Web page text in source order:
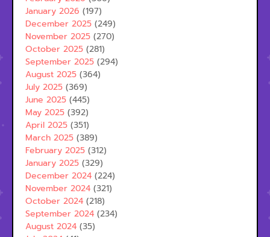
January 2026 (197)
December 2025 (249)
November 2025 (270)
October 2025 (281)
September 2025 (294)
August 2025 (364)
July 2025 (369)
June 2025 (445)
May 2025 (392)
April 2025 (351)
March 2025 (389)
February 2025 (312)
January 2025 (329)
December 2024 (224)
November 2024 (321)
October 2024 (218)
September 2024 (234)
August 2024 (35)